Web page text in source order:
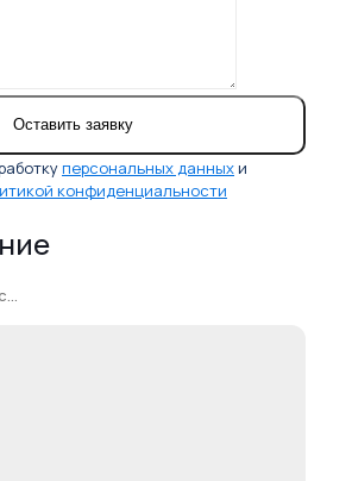
персональных данных и
конфиденциальности